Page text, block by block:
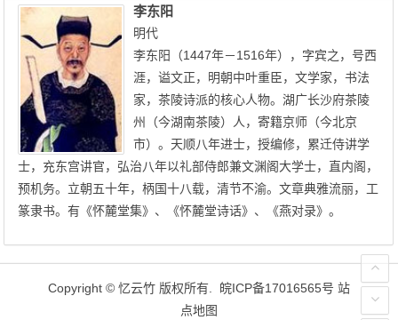
李东阳
明代
李东阳（1447年－1516年），字宾之，号西
涯，谥文正，明朝中叶重臣，文学家，书法
家，茶陵诗派的核心人物。湖广长沙府茶陵
州（今湖南茶陵）人，寄籍京师（今北京
市）。天顺八年进士，授编修，累迁侍讲学
士，充东宫讲官，弘治八年以礼部侍郎兼文渊阁大学士，直内阁，
预机务。立朝五十年，柄国十八载，清节不渝。文章典雅流丽，工
篆隶书。有《怀麓堂集》、《怀麓堂诗话》、《燕对录》。
Copyright © 忆云竹 版权所有. 皖ICP备17016565号 站
点地图